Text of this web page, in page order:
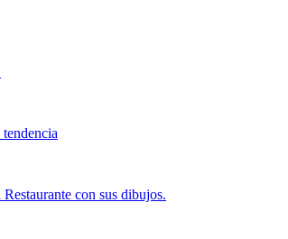
con sus dibujos.